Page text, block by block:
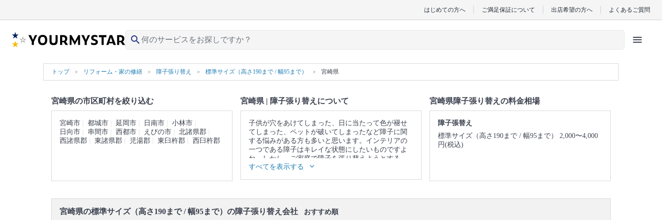
はじめての方へ ご満足保証について 出店希望の方へ よくあるご質問
search menu
トップ リフォーム・家の修繕 障子張り替え 標準サイズ（高さ190まで / 幅95まで） 宮崎県
宮崎県の市区町村を絞り込む
宮崎市 都城市 延岡市 日南市
小林市
日向市
串間市 西都市 えびの市
北諸県郡
西諸県郡
東諸県郡 児湯郡 東臼杵郡 西臼杵郡
宮崎県 | 障子張り替えについて
子供が穴をあけてしまった、日に当たって色が褪せ
てしまった、ペットが破いてしまったなど障子に関
する悩みがある方も多いと思います。インテリアの
一つである障子はキレイな状態にしたいものですよ
ね。しかし、ご家庭で障子を張り替えようとする
と、シワやゆがみができてしまいがちです。障子張
▼表示価格に含まれる障子張り替えの作業範囲
作業について説明 / 障子取り外し / 障子紙はがし / 新
すべてを表示する
宮崎県障子張り替えの料金相場
障子張替え
標準サイズ（高さ190まで / 幅95まで） 2,000〜4,000
円(税込)
宮崎県の標準サイズ（高さ190まで / 幅95まで）の障子張り替え会社 おすすめ順